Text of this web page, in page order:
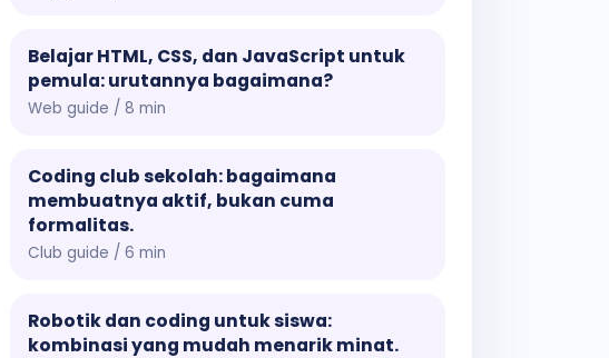
Belajar HTML, CSS, dan JavaScript untuk
pemula: urutannya bagaimana?
Web guide / 8 min
Coding club sekolah: bagaimana
membuatnya aktif, bukan cuma
formalitas.
Club guide / 6 min
Robotik dan coding untuk siswa:
kombinasi yang mudah menarik minat.